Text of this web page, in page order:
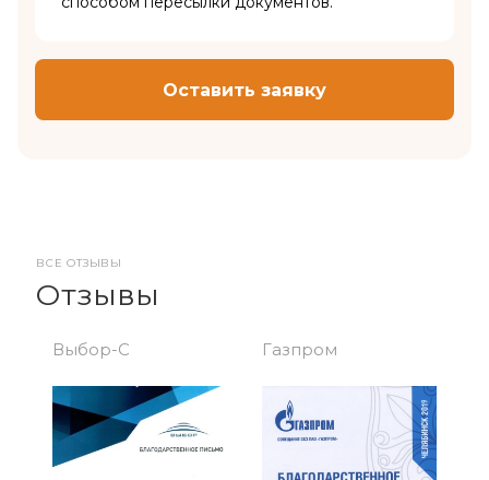
Оставить заявку
ВСЕ ОТЗЫВЫ
Отзывы
Выбор-С Газпром